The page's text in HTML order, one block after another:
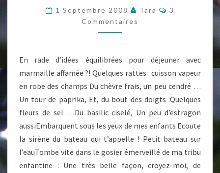
AU
CHÈVRE
ET
VAPEUR
1 Septembre 2008 Tara
3
Commentaires
En rade d’idées équilibrées pour déjeuner avec
marmaille affamée ?! Quelques rattes : cuisson vapeur
en robe des champs Du chèvre frais, un peu cendré …
Un tour de paprika, Et, du bout des doigts :Quelques
fleurs de sel …Du basilic ciselé, Un peu d’estragon
aussiEmbarquent sous les yeux de mes enfants Ecoute
la sirène du bateau qui t’appelle ! Petit bateau sur
l’eauTombe vite dans le gosier émerveillé de ma tribu
enfantine : Une très belle façon, croyez-moi, de